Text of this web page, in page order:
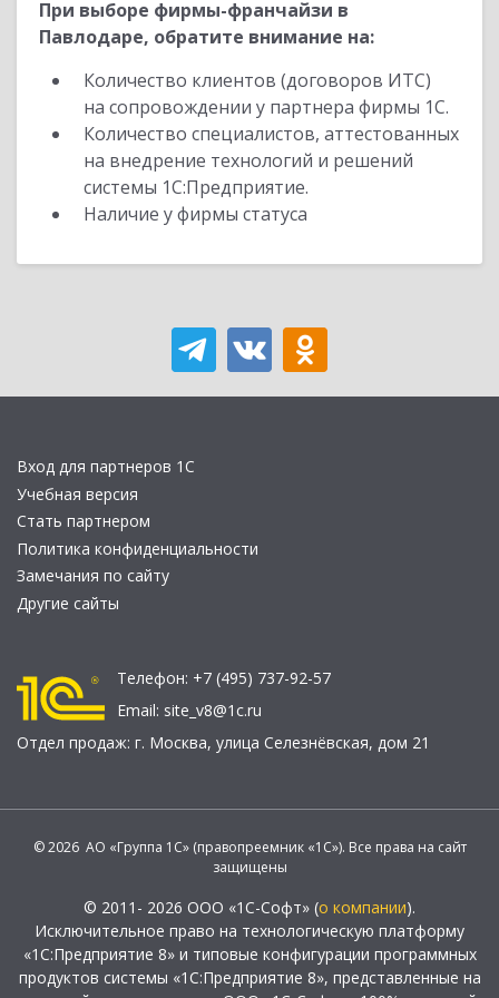
При выборе фирмы-франчайзи в
Павлодаре, обратите внимание на:
Количество клиентов (договоров ИТС)
на сопровождении у партнера фирмы 1С.
Количество специалистов, аттестованных
на внедрение технологий и решений
системы 1С:Предприятие.
Наличие у фирмы статуса
Вход для партнеров 1С
Учебная версия
Стать партнером
Политика конфиденциальности
Замечания по сайту
Другие сайты
Телефон: +7 (495) 737-92-57
Email: site_v8@1c.ru
Отдел продаж: г. Москва, улица Селезнёвская, дом 21
© 2026 АО «Группа 1С» (правопреемник «1С»). Все права на сайт
защищены
© 2011- 2026 ООО «1С-Софт» (о компании).
Исключительное право на технологическую платформу
«1С:Предприятие 8» и типовые конфигурации программных
продуктов системы «1С:Предприятие 8», представленные на